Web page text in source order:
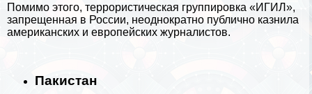
Помимо этого, террористическая группировка «ИГИЛ»,
запрещенная в России, неоднократно публично казнила
американских и европейских журналистов.
Пакистан